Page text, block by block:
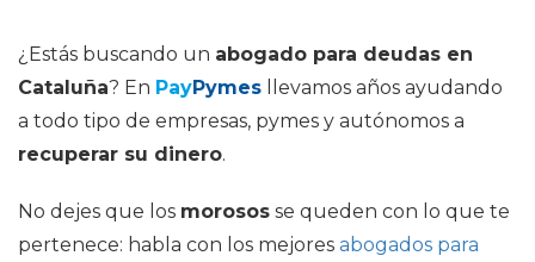
¿Estás buscando un abogado para deudas en
Cataluña? En PayPymes llevamos años ayudando
a todo tipo de empresas, pymes y autónomos a
recuperar su dinero.
No dejes que los morosos se queden con lo que te
pertenece: habla con los mejores abogados para